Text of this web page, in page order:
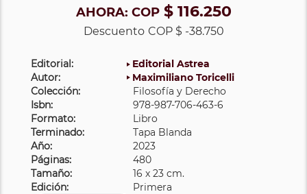
AHORA: COP$ 116.250
Descuento COP $ -38.750
Editorial:
Editorial Astrea
Autor:
Maximiliano Toricelli
Colección:
Filosofía y Derecho
Isbn:
978-987-706-463-6
Formato:
Libro
Terminado:
Tapa Blanda
Año:
2023
Páginas:
480
Tamaño:
16 x 23 cm.
Edición:
Primera